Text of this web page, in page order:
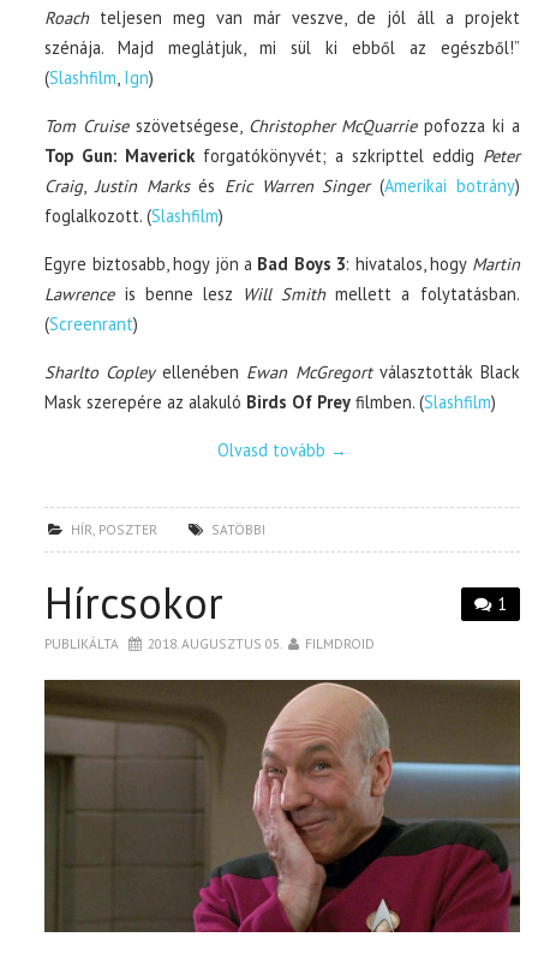
Roachteljesen meg van már veszve, de jól áll a projekt
szénája. Majd meglátjuk, mi sül ki ebből az egészből!”
(Slashfilm Ign)
Tom Cruiseszövetségese, Christopher McQuarriepofozza ki a
Top Gun: Maverick forgatókönyvét; a szkripttel eddig Peter
Craig, Justin Marksés Eric Warren Singer(Amerikai botrány)
foglalkozott. (Slashfilm)
Egyre biztosabb, hogy jön a Bad Boys 3: hivatalos, hogy Martin
Lawrenceis benne lesz Will Smithmellett a folytatásban.
(Screenrant)
Sharlto Copleyellenében Ewan McGregortválasztották Black
Mask szerepére az alakuló Birds Of Prey filmben. (Slashfilm)
Olvasd tovább →
HÍR POSZTER SATÖBBI
1
Hírcsokor
PUBLIKÁLTA 2018. AUGUSZTUS 05. FILMDROID